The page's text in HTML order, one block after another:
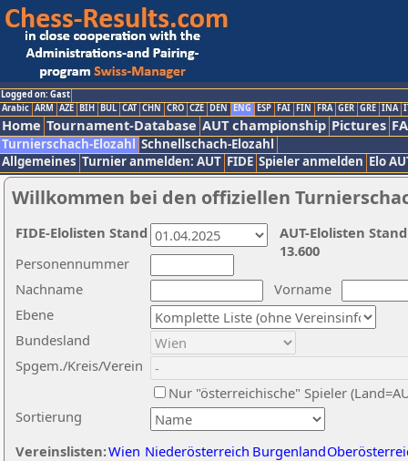
Logged on: Gast
Arabic ARM AZE BIH BUL CAT CHN CRO CZE DEN ENG ESP FAI FIN FRA GER GRE INA
Home Tournament-Database AUT championship Pictures
Turnierschach-Elozahl Schnellschach-Elozahl
Allgemeines Turnier anmelden: AUT FIDE Spieler anmelden Elo
Willkommen bei den offiziellen
Nachname
Vorname
Ebene
Sortierung
Personennummer
Bundesland
Spgem./Kreis/Verein
Nur "österreichische" Spieler
Vereinslisten:Wien Niederösterreich Burgenland
AUT-Elolisten
13.600
FIDE-Elolisten Stand